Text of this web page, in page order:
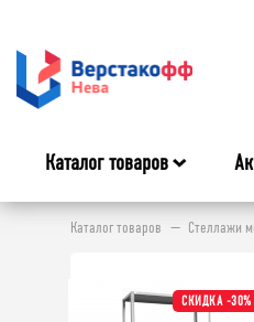
Каталог товаров
Каталог товаров Стеллажи
СКИДКА -30%